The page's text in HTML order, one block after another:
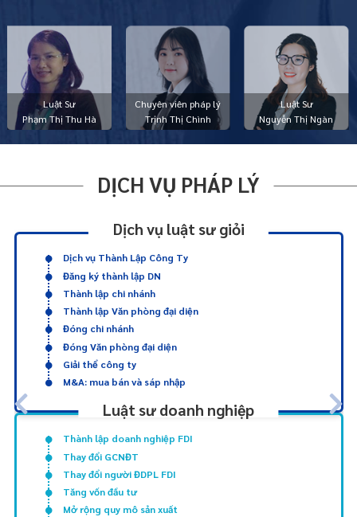
Luật Sư
Phạm Thị Thu Hà
Chuyên viên pháp lý
Trịnh Thị Chình
Luật Sư
Nguyễn Thị Ngàn
DỊCH VỤ PHÁP LÝ
Dịch vụ luật sư giỏi
Dịch vụ Thành Lập Công Ty
Đăng ký thành lập DN
Thành lập chi nhánh
Thành lập Văn phòng đại diện
Đóng chi nhánh
Đóng Văn phòng đại diện
Giải thể công ty
M&A: mua bán và sáp nhập
Luật sư doanh nghiệp
Thành lập doanh nghiệp FDI
Thay đổi GCNĐT
Thay đổi người ĐDPL FDI
Tăng vốn đầu tư
Mở rộng quy mô sản xuất